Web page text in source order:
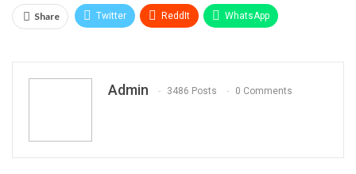
Share Twitter ReddIt WhatsApp
Admin 3486 Posts 0 Comments